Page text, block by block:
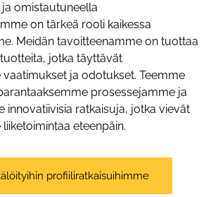
omistautuneella
on tärkeä rooli kaikessa
Meidän tavoitteenamme on tuottaa
jotka täyttävät
vaatimukset ja odotukset. Teemme
prosessejamme ja
innovatiivisia ratkaisuja, jotka vievät
eteenpäin.
profiiliratkaisuihimme